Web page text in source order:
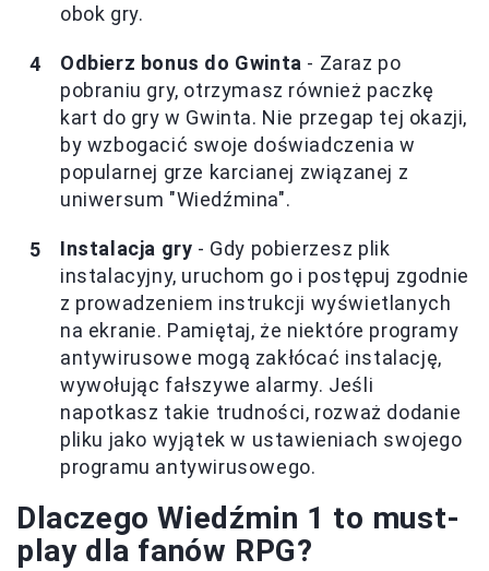
obok gry.
Odbierz bonus do Gwinta - Zaraz po
pobraniu gry, otrzymasz również paczkę
kart do gry w Gwinta. Nie przegap tej okazji,
by wzbogacić swoje doświadczenia w
popularnej grze karcianej związanej z
uniwersum "Wiedźmina".
Instalacja gry - Gdy pobierzesz plik
instalacyjny, uruchom go i postępuj zgodnie
z prowadzeniem instrukcji wyświetlanych
na ekranie. Pamiętaj, że niektóre programy
antywirusowe mogą zakłócać instalację,
wywołując fałszywe alarmy. Jeśli
napotkasz takie trudności, rozważ dodanie
pliku jako wyjątek w ustawieniach swojego
programu antywirusowego.
Dlaczego Wiedźmin 1 to must-
play dla fanów RPG?